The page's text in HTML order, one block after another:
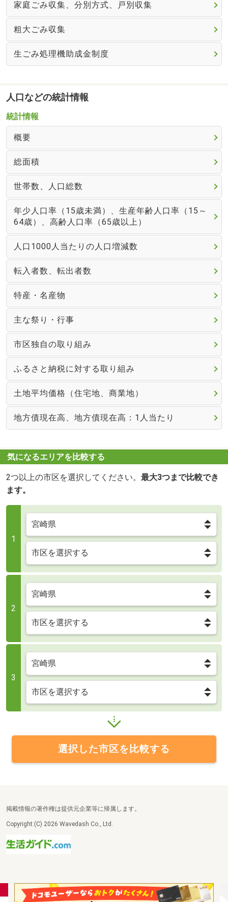
家庭ごみ収集、分別方式、戸別収集
粗大ごみ収集
生ごみ処理機助成金制度
人口などの統計情報
統計情報
概要
総面積
世帯数、人口総数
年少人口率（15歳未満）、生産年齢人口率（15～
64歳）、高齢人口率（65歳以上）
人口1000人当たりの人口増減数
転入者数、転出者数
特産・名産物
主な祭り・行事
市区独自の取り組み
ふるさと納税に対する取り組み
土地平均価格（住宅地、商業地）
地方債現在高、地方債現在高：1人当たり
気になるエリアを比較する
2つ以上の市区を選択してください。 最大3つまで比較でき
ます。
1
2
3
選択した市区を比較する
掲載情報の著作権は提供元企業等に帰属します。
Copyright:(C) 2026 Wavedash Co., Ltd.